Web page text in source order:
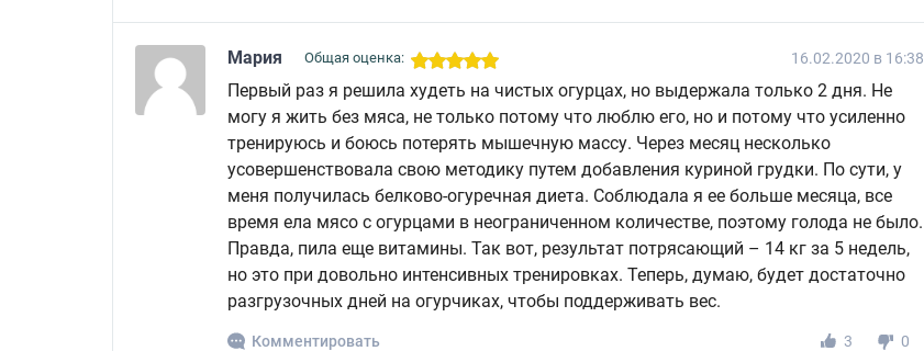
Мария Общая оценка: 16.02.2020 в 16:38
Первый раз я решила худеть на чистых огурцах, но выдержала только 2 дня. Не
могу я жить без мяса, не только потому что люблю его, но и потому что усиленно
тренируюсь и боюсь потерять мышечную массу. Через месяц несколько
усовершенствовала свою методику путем добавления куриной грудки. По сути, у
меня получилась белково-огуречная диета. Соблюдала я ее больше месяца, все
время ела мясо с огурцами в неограниченном количестве, поэтому голода не было.
Правда, пила еще витамины. Так вот, результат потрясающий – 14 кг за 5 недель,
но это при довольно интенсивных тренировках. Теперь, думаю, будет достаточно
разгрузочных дней на огурчиках, чтобы поддерживать вес.
Комментировать 3 0